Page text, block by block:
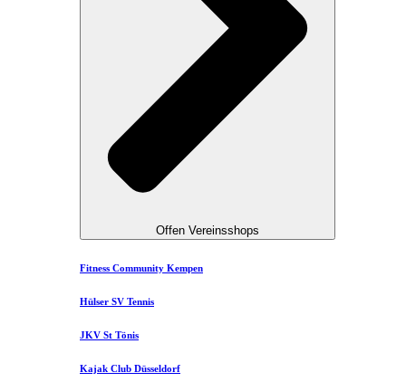
Offen Vereinsshops
Fitness Community Kempen
Hülser SV Tennis
JKV St Tönis
Kajak Club Düsseldorf